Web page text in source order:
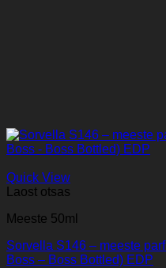
Quick View
Laost otsas
Meeste 50ml
Sorvella S146 – meeste
Boss – Boss Bottled) EDP